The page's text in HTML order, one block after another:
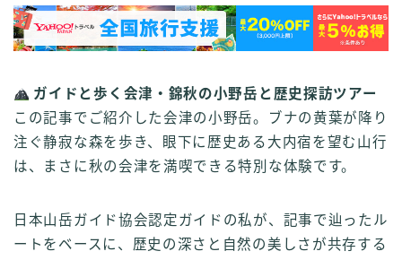
ガイドと歩く会津・錦秋の小野岳と歴史探訪ツアー
この記事でご紹介した会津の小野岳。ブナの黄葉が降り
注ぐ静寂な森を歩き、眼下に歴史ある大内宿を望む山行
は、まさに秋の会津を満喫できる特別な体験です。
日本山岳ガイド協会認定ガイドの私が、記事で辿ったル
ートをベースに、歴史の深さと自然の美しさが共存する